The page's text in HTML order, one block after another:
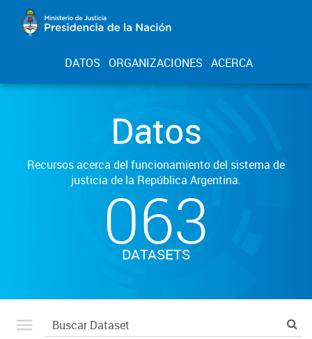
DATOS ORGANIZACIONES ACERCA
Datos
Recursos acerca del funcionamiento del sistema de
justicia de la República Argentina.
063
DATASETS